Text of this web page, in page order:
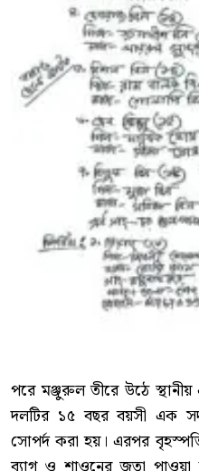
পরে মঞ্জুরুল তীরে উঠে
দলটির ১৫ বছর বয়সী এক
সোপর্দ করা হয়। এরপর